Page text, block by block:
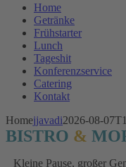
Home
Getränke
Frühstarter
Lunch
Tageshit
Konferenzservice
Catering
Kontakt
Homejjavadi2026-08-
BISTRO &
Kleine Pause, großer